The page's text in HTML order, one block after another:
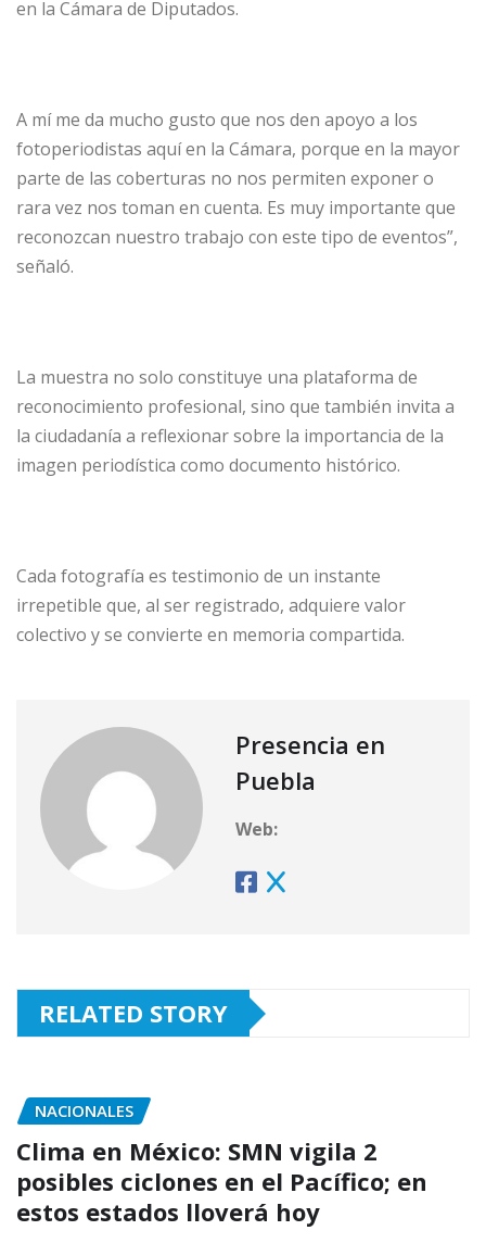
en la Cámara de Diputados.
A mí me da mucho gusto que nos den apoyo a los
fotoperiodistas aquí en la Cámara, porque en la mayor
parte de las coberturas no nos permiten exponer o
rara vez nos toman en cuenta. Es muy importante que
reconozcan nuestro trabajo con este tipo de eventos”,
señaló.
La muestra no solo constituye una plataforma de
reconocimiento profesional, sino que también invita a
la ciudadanía a reflexionar sobre la importancia de la
imagen periodística como documento histórico.
Cada fotografía es testimonio de un instante
irrepetible que, al ser registrado, adquiere valor
colectivo y se convierte en memoria compartida.
Presencia en
Puebla
Web:
RELATED STORY
NACIONALES
Clima en México: SMN vigila 2
posibles ciclones en el Pacífico; en
estos estados lloverá hoy